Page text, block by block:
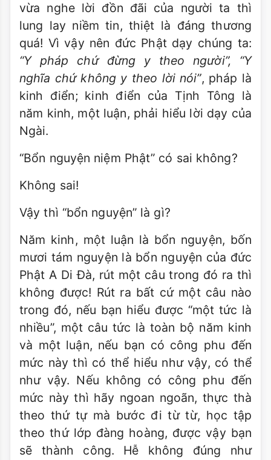
vừa nghe lời đồn đãi của người ta thì
lung lay niềm tin, thiệt là đáng thương
quá! Vì vậy nên đức Phật dạy chúng ta:
“Y pháp chứ đừng y theo người”, “Y
nghĩa chứ không y theo lời nói”, pháp là
kinh điển; kinh điển của Tịnh Tông là
năm kinh, một luận, phải hiểu lời dạy của
Ngài.
“Bổn nguyện niệm Phật” có sai không?
Không sai!
Vậy thì “bổn nguyện” là gì?
Năm kinh, một luận là bổn nguyện, bốn
mươi tám nguyện là bổn nguyện của đức
Phật A Di Ðà, rút một câu trong đó ra thì
không được! Rút ra bất cứ một câu nào
trong đó, nếu bạn hiểu được “một tức là
nhiều”, một câu tức là toàn bộ năm kinh
và một luận, nếu bạn có công phu đến
mức này thì có thể hiểu như vậy, có thể
như vậy. Nếu không có công phu đến
mức này thì hãy ngoan ngoãn, thực thà
theo thứ tự mà bước đi từ từ, học tập
theo thứ lớp đàng hoàng, được vậy bạn
sẽ thành công. Hễ không đúng như